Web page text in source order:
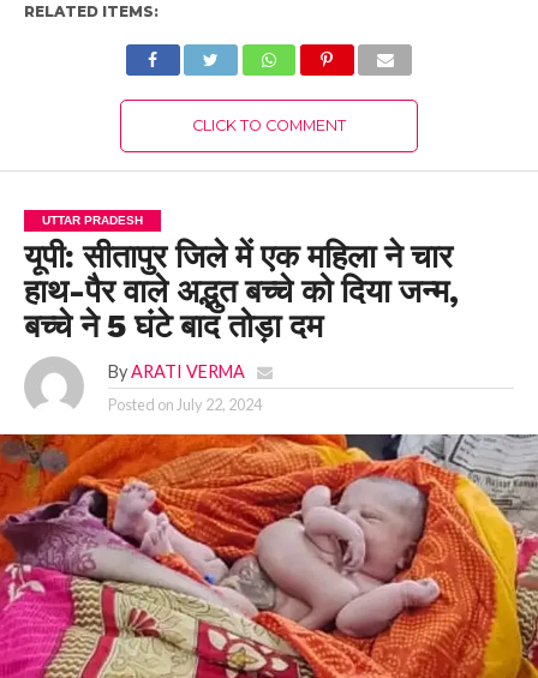
RELATED ITEMS:
CLICK TO COMMENT
UTTAR PRADESH
यूपी: सीतापुर जिले में एक महिला ने चार
हाथ-पैर वाले अद्भुत बच्चे को दिया जन्म,
बच्चे ने 5 घंटे बाद तोड़ा दम
By ARATI VERMA
Posted on July 22, 2024